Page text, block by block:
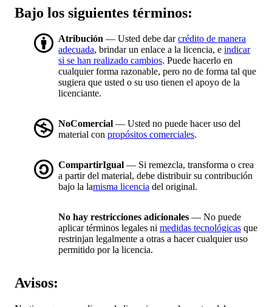
Bajo los siguientes términos:
Atribución — Usted debe darcrédito de manera
adecuada, brindar un enlace a la licencia, e indicar
si se han realizado cambios. Puede hacerlo en
cualquier forma razonable, pero no de forma tal que
sugiera que usted o su uso tienen el apoyo de la
licenciante.
NoComercial — Usted no puede hacer uso del
material con propósitos comerciales.
CompartirIgual — Si remezcla, transforma o crea
a partir del material, debe distribuir su contribución
bajo la lamisma licencia del original.
No hay restricciones adicionales — No puede
aplicar términos legales ni medidas tecnológicas que
restrinjan legalmente a otras a hacer cualquier uso
permitido por la licencia.
Avisos: